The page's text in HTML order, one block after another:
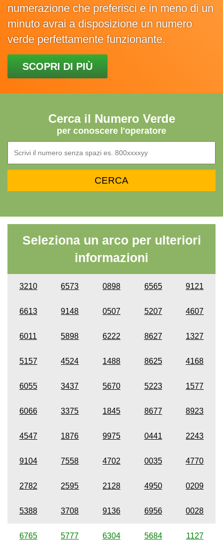
numerazione che preferisci e in meno di un
minuto avrai a disposizione un numero
verde perfettamente funzionante.
SCOPRI DI PIÙ
Cerca il Numero Verde
per conoscere l'operatore
Seleziona un arco per ulteriori
informazioni
3210 6573 0898 6565 9121
6613 9148 0507 5207 4607
6011 5898 6222 8627 1327
5157 4524 1488 8625 4168
6055 3437 5670 5223 1577
6066 3375 1845 8677 8923
4547 1876 9975 0441 2243
9104 7558 4702 0035 4770
2782 2595 2128 4950 0209
5388 3708 9136 6956 0028
6765 5777 6304 5684 1127